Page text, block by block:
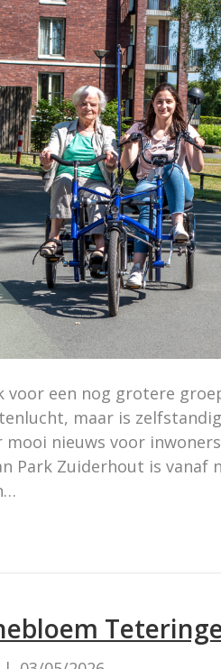
voor een nog grotere
maar is
mooi nieuws voor
Park Zuiderhout is vanaf